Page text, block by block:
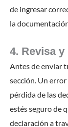
de ingresar
la
4. Revisa
Antes de enviar
sección. Un
pérdida de las
estés seguro de
declaración a